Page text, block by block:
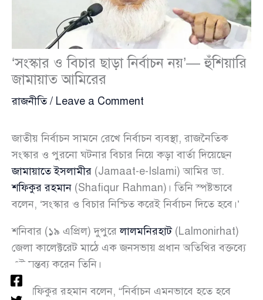
‘সংস্কার ও বিচার ছাড়া নির্বাচন নয়’— হুঁশিয়ারি
জামায়াত আমিরের
রাজনীতি/ Leave a Comment
জাতীয় নির্বাচন সামনে রেখে নির্বাচন ব্যবস্থা, রাজনৈতিক
সংস্কার ও পুরনো ঘটনার বিচার নিয়ে কড়া বার্তা দিয়েছেন
জামায়াতে ইসলামীর (Jamaat-e-Islami) আমির ডা.
শফিকুর রহমান (Shafiqur Rahman)। তিনি স্পষ্টভাবে
বলেন, ‘সংস্কার ও বিচার নিশ্চিত করেই নির্বাচন দিতে হবে।’
শনিবার (১৯ এপ্রিল) দুপুরেলালমনিরহাট(Lalmonirhat)
জেলা কালেক্টরেট মাঠে এক জনসভায় প্রধান অতিথির বক্তব্যে
এই মন্তব্য করেন তিনি।
ডা. শফিকুর রহমান বলেন, “নির্বাচন এমনভাবে হতে হবে